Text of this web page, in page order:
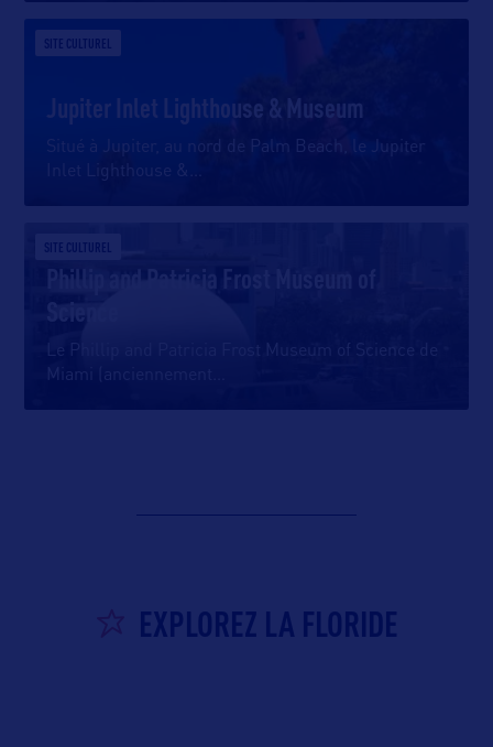
SITE CULTUREL
Jupiter Inlet Lighthouse & Museum
Situé à Jupiter, au nord de Palm Beach, le Jupiter
Inlet Lighthouse &
SITE CULTUREL
Phillip and Patricia Frost Museum of
Science
Le Phillip and Patricia Frost Museum of Science de
Miami (anciennement
EXPLOREZ LA FLORIDE